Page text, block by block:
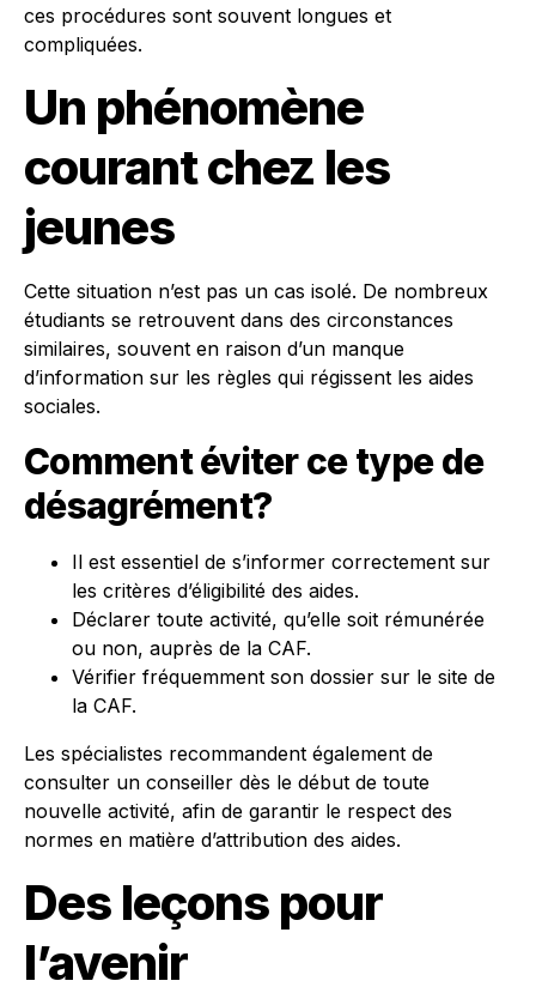
ces procédures sont souvent longues et
compliquées.
Un phénomène
courant chez les
jeunes
Cette situation n’est pas un cas isolé. De nombreux
étudiants se retrouvent dans des circonstances
similaires, souvent en raison d’un manque
d’information sur les règles qui régissent les aides
sociales.
Comment éviter ce type de
désagrément?
Il est essentiel de s’informer correctement sur
les critères d’éligibilité des aides.
Déclarer toute activité, qu’elle soit rémunérée
ou non, auprès de la CAF.
Vérifier fréquemment son dossier sur le site de
la CAF.
Les spécialistes recommandent également de
consulter un conseiller dès le début de toute
nouvelle activité, afin de garantir le respect des
normes en matière d’attribution des aides.
Des leçons pour
l’avenir